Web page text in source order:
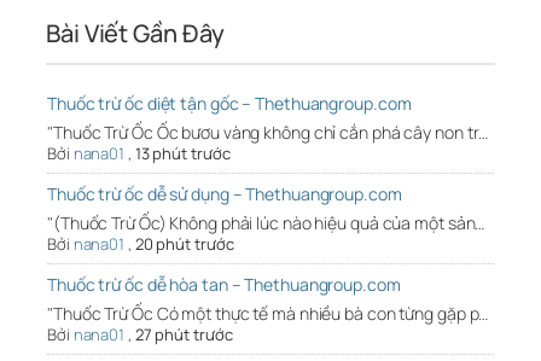
Bài Viết Gần Đây
Thuốc trừ ốc diệt tận gốc – Thethuangroup.com
"Thuốc Trừ Ốc Ốc bươu vàng không chỉ cắn phá cây non tr…
Bởi nana01 , 13 phút trước
Thuốc trừ ốc dễ sử dụng – Thethuangroup.com
"(Thuốc Trừ Ốc) Không phải lúc nào hiệu quả của một sản…
Bởi nana01 , 20 phút trước
Thuốc trừ ốc dễ hòa tan – Thethuangroup.com
"Thuốc Trừ Ốc Có một thực tế mà nhiều bà con từng gặp p…
Bởi nana01 , 27 phút trước